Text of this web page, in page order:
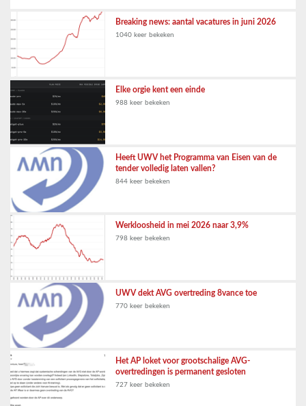
Breaking news: aantal vacatures in juni 2026
1040 keer bekeken
Elke orgie kent een einde
988 keer bekeken
Heeft UWV het Programma van Eisen van de
tender volledig laten vallen?
844 keer bekeken
Werkloosheid in mei 2026 naar 3,9%
798 keer bekeken
UWV dekt AVG overtreding 8vance toe
770 keer bekeken
Het AP loket voor grootschalige AVG-
overtredingen is permanent gesloten
727 keer bekeken